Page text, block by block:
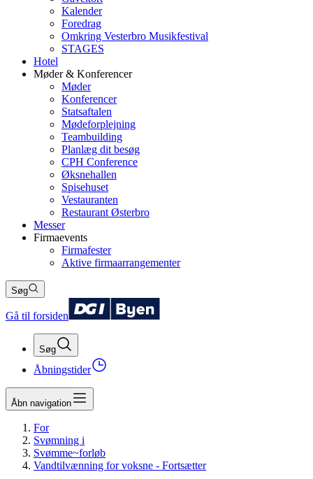
Kalender
Foredrag
Omkring Vesterbro Musikfestival
STAGES
Hotel
Møder & Konferencer
Møder
Konferencer
Statsaftalen
Mødeforplejning
Teambuilding
Planlæg dit besøg
CPH Conference
Øksnehallen
Spisehuset
Vestauranten
Restaurant Østerbro
Messer
Firmaevents
Firmafester
Aktive firmaarrangementer
Søg
Gå til forsiden
Søg
Åbningstider
Åbn navigation
For
Svømning i
Svømme~forløb
Vandtilvænning for voksne - Fortsætter